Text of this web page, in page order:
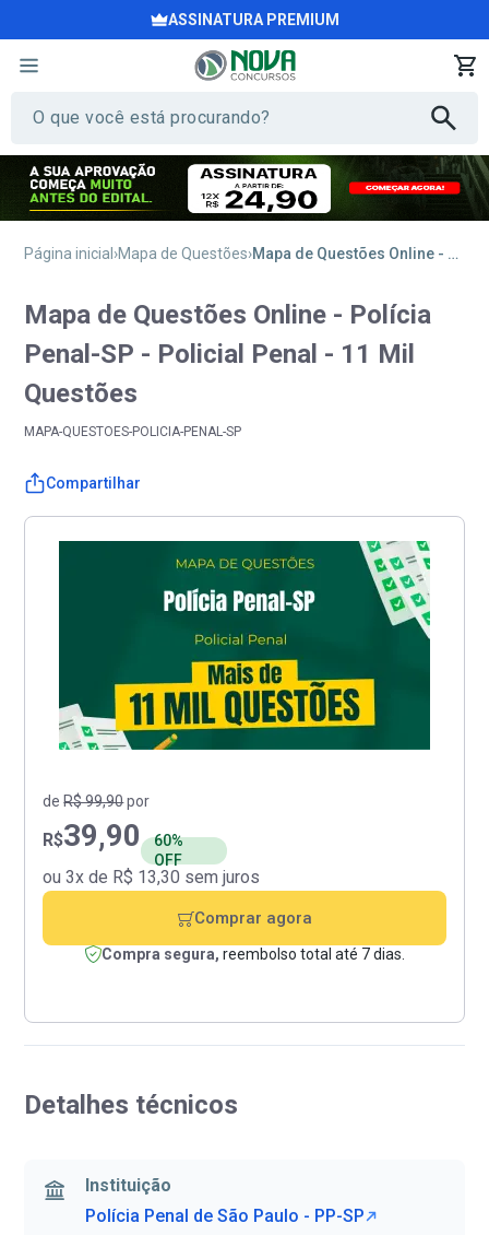
ASSINATURA PREMIUM
Página inicial Mapa de Questões Mapa de Questões Online - Polícia Penal-SP - Policial Penal - 11 Mil Questões
Mapa de Questões Online - Polícia
Penal-SP - Policial Penal - 11 Mil
Questões
MAPA-QUESTOES-POLICIA-PENAL-SP
Compartilhar
Detalhes técnicos
Instituição
Polícia Penal de São Paulo - PP-SP
deR$ 99,90por
R$39,90
60%
OFF
ou 3x de R$ 13,30 sem juros
Comprar agora
Compra segura, reembolso total até 7 dias.